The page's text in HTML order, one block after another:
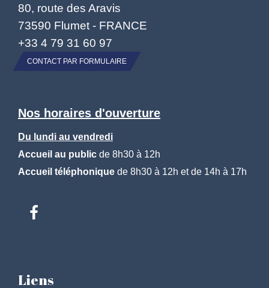
80, route des Aravis
73590 Flumet - FRANCE
+33 4 79 31 60 97
CONTACT PAR FORMULAIRE
Nos horaires d'ouverture
Du lundi au vendredi
Accueil au public de 8h30 à 12h
Accueil téléphonique de 8h30 à 12h et de 14h à 17h
Liens